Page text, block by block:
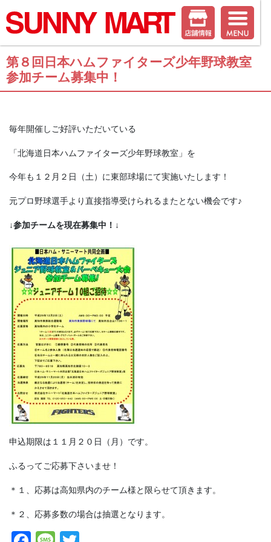
第８回日本ハムファイターズ少年野球教室
参加チーム募集中！
毎年開催しご好評いただいている
「北海道日本ハムファイターズ少年野球教室」を
今年も１２月２日（土）に東部球場にて実施いたします！
元プロ野球選手より直接指導受けられるまたとない機会です♪
↓参加チームを現在募集中！↓
申込期限は１１月２０日（月）です。
ふるってご応募下さいませ！
＊１、応募は高知県内のチーム様と限らせて頂きます。
＊２、応募多数の場合は抽選となります。